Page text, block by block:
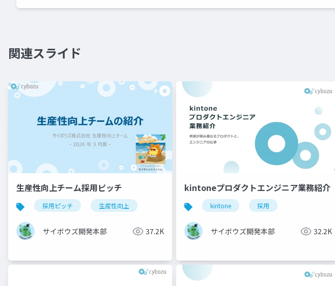
関連スライド
生産性向上チーム採用ピッチ
採用ピッチ 生産性向上
サイボウズ開発本部 37.2K
kintoneプロダクトエンジニア業務紹介
kintone 採用
サイボウズ開発本部 32.2K